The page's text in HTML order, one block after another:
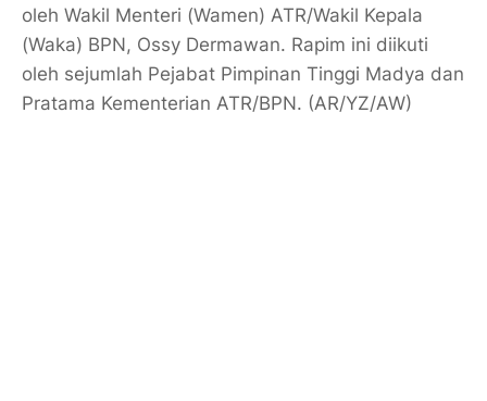
oleh Wakil Menteri (Wamen) ATR/Wakil Kepala
(Waka) BPN, Ossy Dermawan. Rapim ini diikuti
oleh sejumlah Pejabat Pimpinan Tinggi Madya dan
Pratama Kementerian ATR/BPN. (AR/YZ/AW)